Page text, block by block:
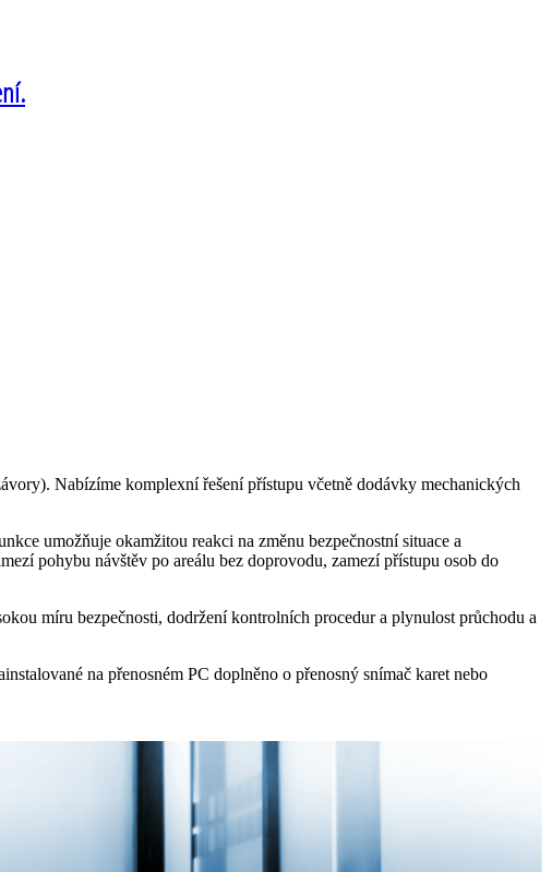
Nabízíme komplexní řešení přístupu včetně dodávky mechanických
umožňuje okamžitou reakci na změnu bezpečnostní situace a
pohybu návštěv po areálu bez doprovodu, zamezí přístupu osob do
míru bezpečnosti, dodržení kontrolních procedur a plynulost průchodu a
na přenosném PC doplněno o přenosný snímač karet nebo